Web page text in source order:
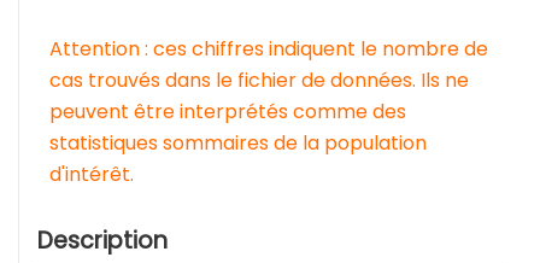
Attention : ces chiffres indiquent le nombre de
cas trouvés dans le fichier de données. Ils ne
peuvent être interprétés comme des
statistiques sommaires de la population
d'intérêt.
Description